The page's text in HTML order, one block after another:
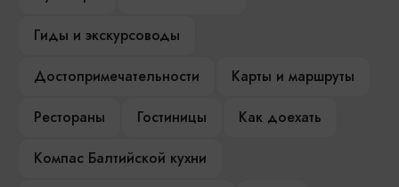
Гиды и экскурсоводы
Достопримечательности
Карты и маршруты
Рестораны
Гостиницы
Как доехать
Компас Балтийской кухни